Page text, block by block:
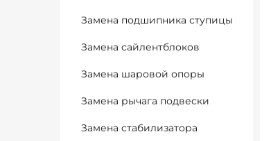
Замена подшипника ступицы
Замена сайлентблоков
Замена шаровой опоры
Замена рычага подвески
Замена стабилизатора